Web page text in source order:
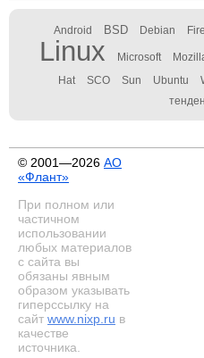
Android BSD Debian
Linux Microsoft
Hat SCO Sun Ubuntu
© 2001—2026 АО
«Флант»
При полном или
частичном
использовании
любых материалов
с сайта вы
обязаны явным
образом указывать
гиперссылку на
сайт www.nixp.ru в
качестве
источника.